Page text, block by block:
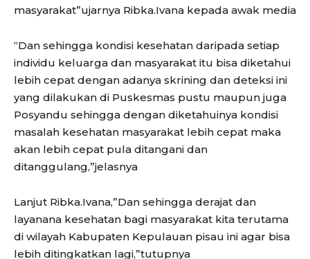
masyarakat”ujarnya Ribka.Ivana kepada awak media
“Dan sehingga kondisi kesehatan daripada setiap
individu keluarga dan masyarakat itu bisa diketahui
lebih cepat dengan adanya skrining dan deteksi ini
yang dilakukan di Puskesmas pustu maupun juga
Posyandu sehingga dengan diketahuinya kondisi
masalah kesehatan masyarakat lebih cepat maka
akan lebih cepat pula ditangani dan
ditanggulang,”jelasnya
Lanjut Ribka.Ivana,”Dan sehingga derajat dan
layanana kesehatan bagi masyarakat kita terutama
di wilayah Kabupaten Kepulauan pisau ini agar bisa
lebih ditingkatkan lagi,”tutupnya